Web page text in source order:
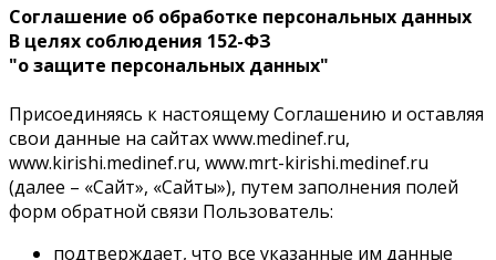
Соглашение об обработке персональных данных
В целях соблюдения 152-ФЗ
"о защите персональных данных"
Присоединяясь к настоящему Соглашению и оставляя
свои данные на cайтах www.medinef.ru,
www.kirishi.medinef.ru, www.mrt-kirishi.medinef.ru
(далее – «Сайт», «Сайты»), путем заполнения полей
форм обратной связи Пользователь:
подтверждает, что все указанные им данные